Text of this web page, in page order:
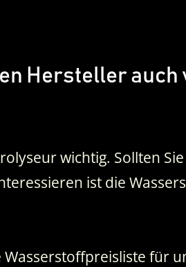
Hersteller auch
wichtig. Sollten
ist die
für